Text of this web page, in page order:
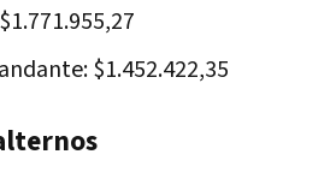
$1.452.422,35